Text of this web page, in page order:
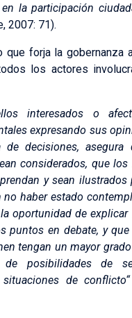
la participación
2007: 71).
que forja la gobernanza
los actores
interesados o
expresando sus
decisiones, asegura
considerados, que los
y sean ilustrados
haber estado
oportunidad de
puntos en debate, y
tengan un mayor
posibilidades de
de conflicto“